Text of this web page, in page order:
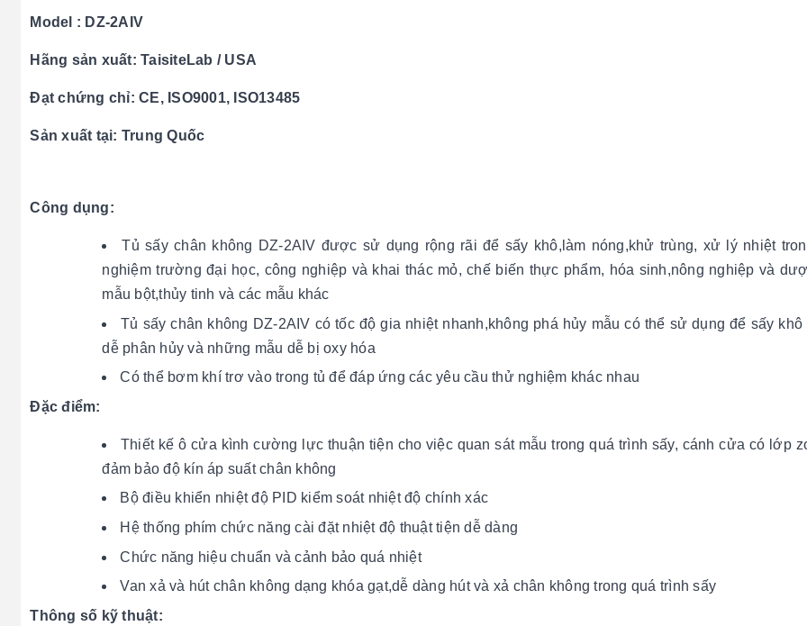
Model : DZ-2AIV
Hãng sản xuất: TaisiteLab / USA
Đạt chứng chỉ: CE, ISO9001, ISO13485
Sản xuất tại: Trung Quốc
Công dụng:
Tủ sấy chân không DZ-2AIV được sử dụng rộng rãi để sấy khô,làm nóng,khử trùng, xử lý nhiệt
nghiệm trường đại học, công nghiệp và khai thác mỏ, chế biến thực phẩm, hóa sinh,nông nghiệp và
mẫu bột,thủy tinh và các mẫu khác
Tủ sấy chân không DZ-2AIV có tốc độ gia nhiệt nhanh,không phá hủy mẫu có thể sử dụng để sấy khô
dễ phân hủy và những mẫu dễ bị oxy hóa
Có thể bơm khí trơ vào trong tủ để đáp ứng các yêu cầu thử nghiệm khác nhau
Đặc điểm:
Thiết kế ô cửa kình cường lực thuận tiện cho việc quan sát mẫu trong quá trình sấy, cánh cửa có lớp
đảm bảo độ kín áp suất chân không
Bộ điều khiển nhiệt độ PID kiểm soát nhiệt độ chính xác
Hệ thống phím chức năng cài đặt nhiệt độ thuật tiện dễ dàng
Chức năng hiệu chuẩn và cảnh bảo quá nhiệt
Van xả và hút chân không dạng khóa gạt,dễ dàng hút và xả chân không trong quá trình sấy
Thông số kỹ thuật: